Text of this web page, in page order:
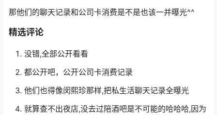
那他们的聊天记录和公司卡消费是不是也该一并曝光^^
精选评论
没错,全部公开看看
都公开吧，公开公司卡消费记录
他们也得像闵熙珍那样,把私生活聊天记录全曝光
就算查不出夜店,没去过陪酒吧是不可能的哈哈哈,因为